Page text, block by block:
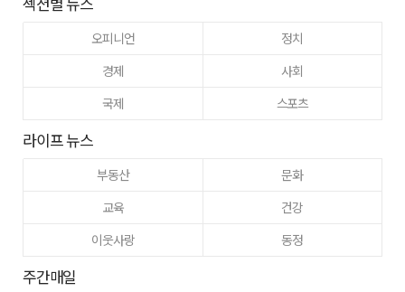
오피니언
정치
경제
사회
국제
스포츠
라이프 뉴스
부동산
문화
교육
건강
이웃사랑
동정
주간매일